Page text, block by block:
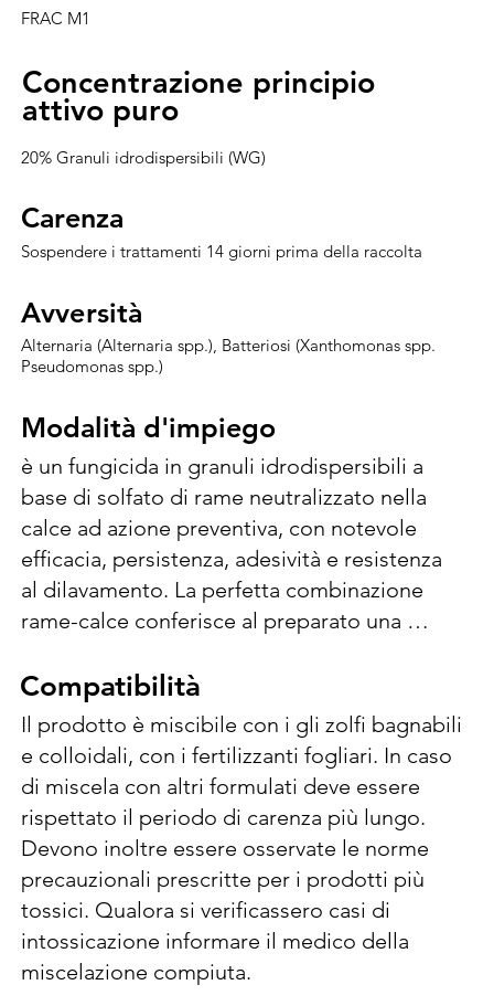
FRAC M1
20% Granuli idrodispersibili (WG)
Carenza
Carenza
Sospendere i trattamenti 14 giorni prima della raccolta
Avversità
Avversità
Alternaria (Alternaria spp.), Batteriosi (Xanthomonas spp.
Pseudomonas spp.)
Modalità d'impiego
Modalità d'impiego
è un fungicida in granuli idrodispersibili a
base di solfato di rame neutralizzato nella
calce ad azione preventiva, con notevole
efficacia, persistenza, adesività e resistenza
al dilavamento. La perfetta combinazione
rame-calce conferisce al preparato una
adeguate ad assicurare una omogenea ed
uniforme copertura della vegetazione all’atto
dei trattamenti. Si impiega disperdendola
direttamente in acqua senza l’aggiunta di
calce. In caso di utilizzo di volumi inferiori a
quelli indicati (ad es. inizio stagione su
colture arboree), si suggerisce di utilizzare la
dose/hl.   Avversità:  Alternaria (Alternaria
spp.), Batteriosi (Xanthomonas spp.
Pseudomonas spp.) Epoche d’impiego
trattamenti primaverili-estivi -trattamenti
Compatibilità
Compatibilità
Il prodotto è miscibile con i gli zolfi bagnabili
e colloidali, con i fertilizzanti fogliari. In caso
di miscela con altri formulati deve essere
rispettato il periodo di carenza più lungo.
Devono inoltre essere osservate le norme
precauzionali prescritte per i prodotti più
tossici. Qualora si verificassero casi di
intossicazione informare il medico della
miscelazione compiuta.
Concentrazione principio
attivo puro
Concentrazione principio
attivo puro